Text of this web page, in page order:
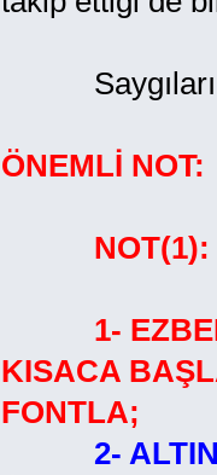
ÖNEMLİ NOT:
1-
KISACA
FONTLA;
2-